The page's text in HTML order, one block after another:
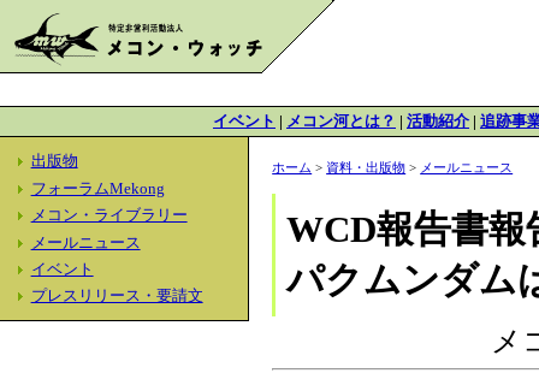
イベント | メコン河とは？ | 活動紹介 | 追跡事
出版物
フォーラムMekong
メコン・ライブラリー
メールニュース
イベント
プレスリリース・要請文
ホーム > 資料・出版物 > メールニュース
WCD報告書報
パクムンダム
メ